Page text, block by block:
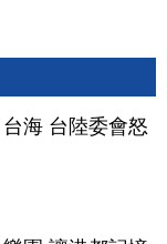
海 台陸委會怒